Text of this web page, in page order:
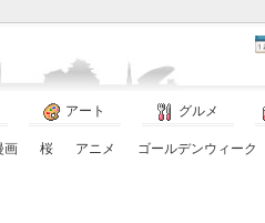
アート グルメ
画 桜 アニメ ゴールデンウィーク